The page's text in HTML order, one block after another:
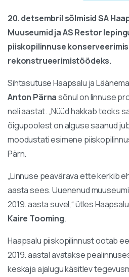
20. detsembril sõlmisid SA
Muuseumid ja AS Restor
piiskopilinnuse
rekonstrueerimistöödeks.
Sihtasutuse Haapsalu ja
Anton Pärnasõnul on linnuse
neli aastat. „Nüüd hakkab teoks
õigupoolest on alguse saanud
moodustati esimene
Pärn.
„Linnuse peavärava ette kerkib
aasta sees. Uuenenud
2019. aasta suvel,“ ütles
Kaire Tooming.
Haapsalu piiskopilinnust ootab
2019. aastal avatakse
keskaja ajalugu käsitlev